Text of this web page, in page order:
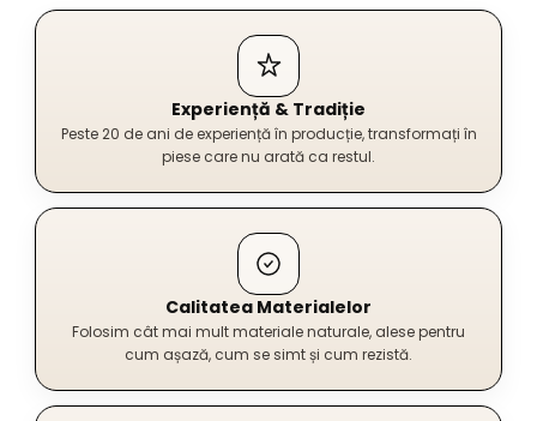
Experiență & Tradiție
Peste 20 de ani de experiență în producție, transformați în
piese care nu arată ca restul.
Calitatea Materialelor
Folosim cât mai mult materiale naturale, alese pentru
cum așază, cum se simt și cum rezistă.